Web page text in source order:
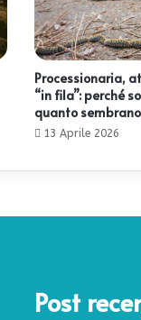
Processionaria,
“in fila”: perché
quanto sembrano
13 Aprile 2026
Post